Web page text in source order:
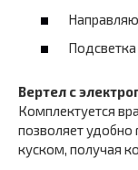
Вертел c
Комплектуется
позволяет удобно
куском, получая